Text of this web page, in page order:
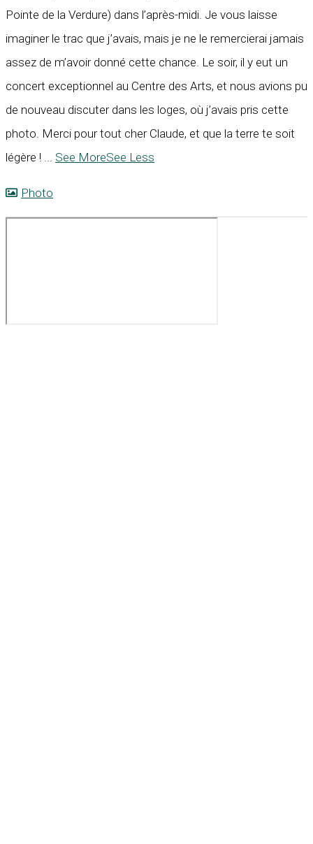
Pointe de la Verdure) dans l’après-midi. Je vous laisse
imaginer le trac que j’avais, mais je ne le remercierai jamais
assez de m’avoir donné cette chance. Le soir, il y eut un
concert exceptionnel au Centre des Arts, et nous avions pu
de nouveau discuter dans les loges, où j’avais pris cette
photo. Merci pour tout cher Claude, et que la terre te soit
légère !
See MoreSee Less
Photo